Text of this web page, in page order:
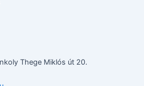
Thege Miklós út 20.